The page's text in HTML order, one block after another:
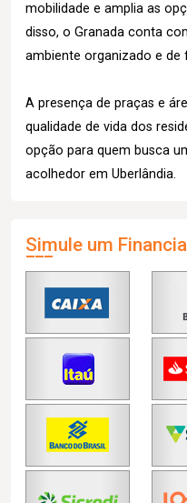
mobilidade e amplia as
disso, o Granada conta
ambiente organizado e de
A presença de praças e
qualidade de vida dos
opção para quem busca
acolhedor em Uberlândia.
Simule um